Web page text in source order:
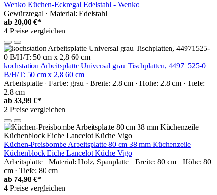
Wenko Küchen-Eckregal Edelstahl - Wenko
Gewürzregal · Material: Edelstahl
ab 20,00 €*
4 Preise vergleichen
kochstation Arbeitsplatte Universal grau Tischplatten, 44971525-0
B/H/T: 50 cm x 2,8 60 cm
Arbeitsplatte · Farbe: grau · Breite: 2.8 cm · Höhe: 2.8 cm · Tiefe:
2.8 cm
ab 33,99 €*
2 Preise vergleichen
Küchen-Preisbombe Arbeitsplatte 80 cm 38 mm Küchenzeile
Küchenblock Eiche Lancelot Küche Vigo
Arbeitsplatte · Material: Holz, Spanplatte · Breite: 80 cm · Höhe: 80
cm · Tiefe: 80 cm
ab 74,98 €*
4 Preise vergleichen